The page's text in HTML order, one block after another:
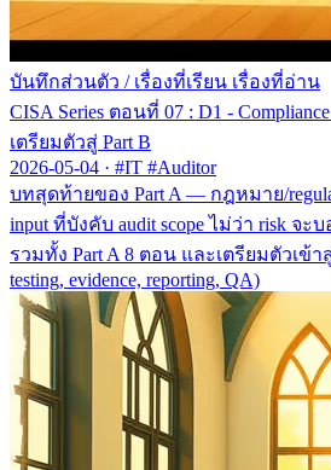
บันทึกส่วนตัว / เรื่องที่เรียน เรื่องที่อ่าน
CISA Series ตอนที่ 07 : D1 -
เตรียมตัวสู่ Part B
2026-05-04 · #IT #Auditor
บทสุดท้ายของ Part A — กฎหมาย/
input ที่บังคับ audit scope ไม่ว่า risk จ
รวมทั้ง Part A 8 ตอน และเตรียมตัวเข้าสู่
testing, evidence, reporting, QA)